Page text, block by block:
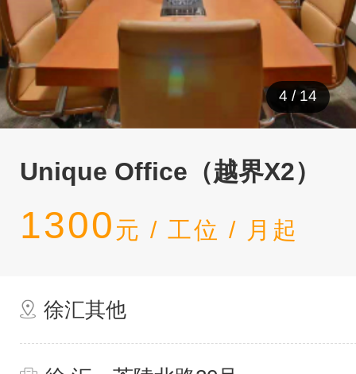
4 / 14
Unique Office（越界X2）
1300 元 / 工位 / 月起
徐汇其他